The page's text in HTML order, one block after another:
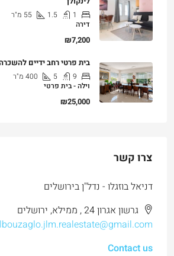
1
1.5
55 מ"ר
דירה
₪7,200
בית פרטי רחב ידיים
9
5
400 מ"ר
וילה - בית פרטי
₪25,000
צרו קשר
דניאל בוזגלו - נדל"ן בירושלים
גרשון אגרון 24 , ממילא, ירושלים
Contact us